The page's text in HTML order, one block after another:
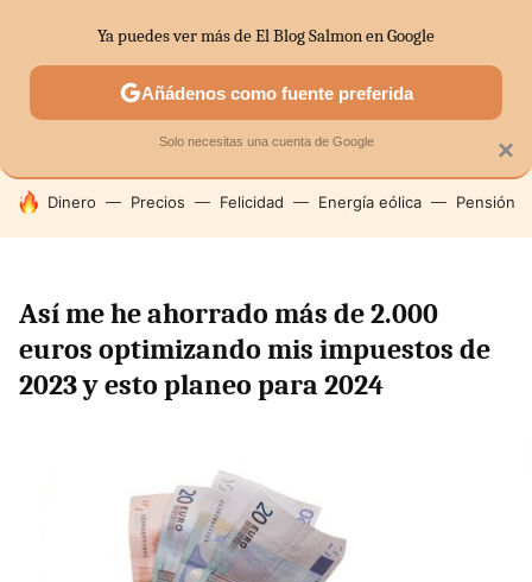
SECTORES ECONOMÍA DOMÉSTICA MERCADOS
HOY SE HABLA DE
Dinero Precios Felicidad Energía eólica Pensión
Así me he ahorrado más de 2.000
euros optimizando mis impuestos de
2023 y esto planeo para 2024
×
Ya puedes ver más de El Blog Salmon en Google
Añádenos como fuente preferida
Solo necesitas una cuenta de Google